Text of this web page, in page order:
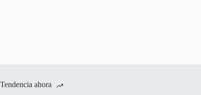
Tendencia ahora